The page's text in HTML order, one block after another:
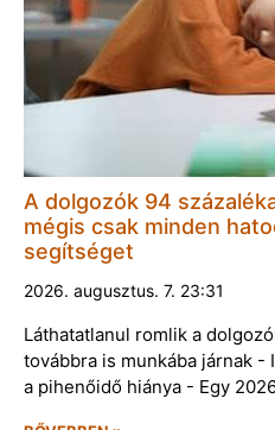
A dolgozók 94
mégis csak minden
segítséget
2026. augusztus. 7. 23:31
Láthatatlanul romlik a
továbbra is munkába járnak -
a pihenőidő hiánya - Egy